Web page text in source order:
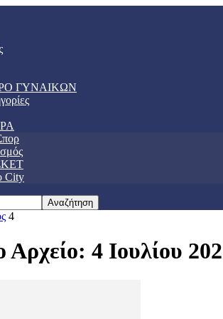
ΓΥΝΑΙΚΩΝ
City
4
Αρχείο: 4 Ιουλίου